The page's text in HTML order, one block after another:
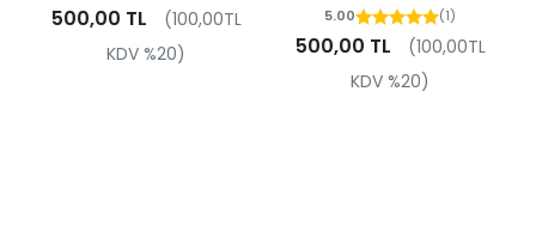
500,00 TL
(100,00TL
KDV %20)
5.00 (1)
500,00 TL
(100,00TL
KDV %20)